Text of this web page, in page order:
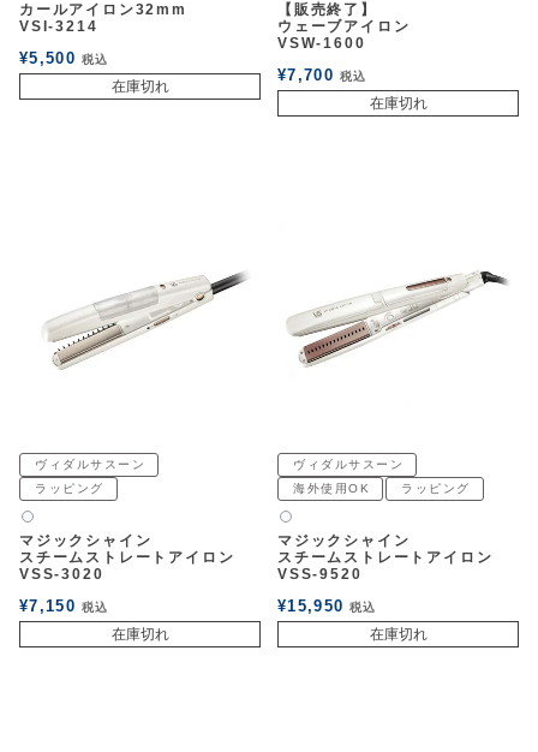
カールアイロン32mm
VSI-3214
¥5,500 税込
在庫切れ
【販売終了】
ウェーブアイロン
VSW-1600
¥7,700 税込
在庫切れ
ヴィダルサスーン
ラッピング
白2
マジックシャイン
スチームストレートアイロン
VSS-3020
¥7,150 税込
在庫切れ
ヴィダルサスーン
海外使用OK
ラッピング
白2
マジックシャイン
スチームストレートアイロン
VSS-9520
¥15,950 税込
在庫切れ